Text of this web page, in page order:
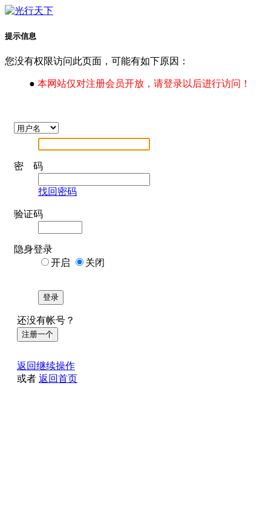
提示信息
您没有权限访问此页面，可能有如下原因：
● 本网站仅对注册会员开放，请登录以后进行访问！
密 码
找回密码
验证码
隐身登录
开启
关闭
登录
还没有帐号？
注册一个
返回继续操作
或者 返回首页